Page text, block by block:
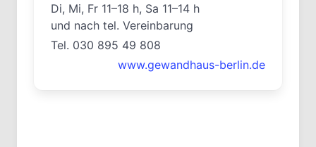
Di, Mi, Fr 11–18 h, Sa 11–14 h
und nach tel. Vereinbarung
Tel. 030 895 49 808
www.gewandhaus-berlin.de